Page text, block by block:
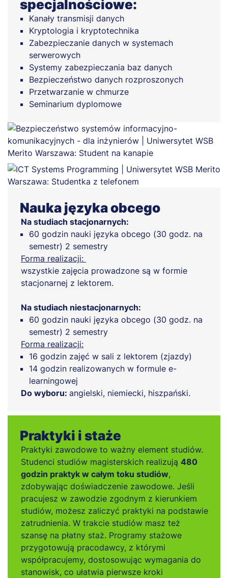
specjalnościowe:
Kanały transmisji danych
Kryptologia i kryptotechnika
Zabezpieczanie danych w systemach
serwerowych
Systemy zabezpieczania baz danych
Bezpieczeństwo danych rozproszonych
Przetwarzanie w chmurze
Seminarium dyplomowe
Nauka języka obcego
Na studiach stacjonarnych:
60 godzin nauki języka obcego (30 godz. na
semestr) 2 semestry
Forma realizacji:
wszystkie zajęcia prowadzone są w formie
stacjonarnej z lektorem.
Na studiach niestacjonarnych:
60 godzin nauki języka obcego (30 godz. na
semestr) 2 semestry
Forma realizacji:
16 godzin zajęć w sali z lektorem (zjazdy)
14 godzin realizowanych w formule e-
learningowej
Do wyboru: angielski, niemiecki, hiszpański.
Praktyki i staże
Praktyki zawodowe to ważny element studiów.
Studenci studiów magisterskich realizują 480
godzin praktyk w całym toku studiów,
zdobywając doświadczenie zawodowe. Jeśli
pracujesz w zawodzie zgodnym z kierunkiem
studiów, możesz zaliczyć praktyki na podstawie
zatrudnienia. W trakcie studiów masz też
szansę na płatny staż. Programy stażowe
przygotowują pracodawcy, z którymi
współpracujemy, dostosowując wymagania do
stanowisk, co ułatwia pierwsze kroki